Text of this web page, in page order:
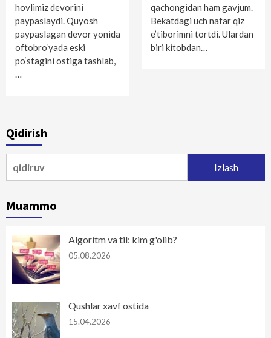
hovlimiz devorini
paypaslaydi. Quyosh
paypaslagan devor yonida
oftobro‘yada eski
po‘stagini ostiga tashlab,
…
qachongidan ham gavjum.
Bekatdagi uch nafar qiz
e’tiborimni tortdi. Ulardan
biri kitob­dan…
Qidirish
Muammo
Algoritm va til: kim g'olib?
05.08.2026
Qushlar xavf ostida
15.04.2026